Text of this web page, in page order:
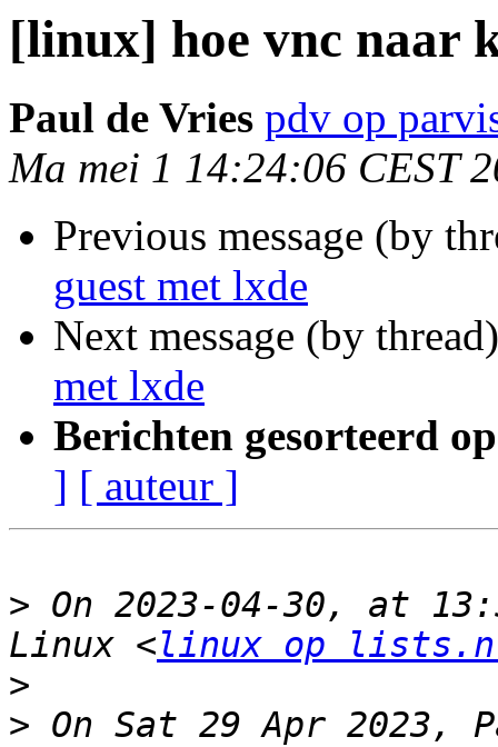
[linux] hoe vnc naar
Paul de Vries pdv op
Ma mei 1 14:24:06 CEST
Previous message (by
guest met lxde
Next message (by
met lxde
Berichten gesorteerd
] [ auteur ]
> On 2023-04-30, at
Linux <linux op
>
> On Sat 29 Apr 2023,